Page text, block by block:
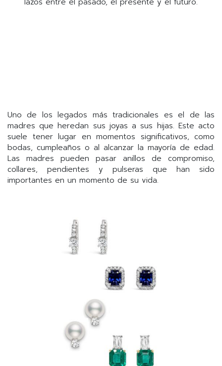
Uno de los legados más tradicionales es el de las
madres que heredan sus joyas a sus hijas. Este acto
suele tener lugar en momentos significativos, como
bodas, cumpleaños o al alcanzar la mayoría de edad.
Las madres pueden pasar anillos de compromiso,
collares, pendientes y pulseras que han sido
importantes en un momento de su vida.